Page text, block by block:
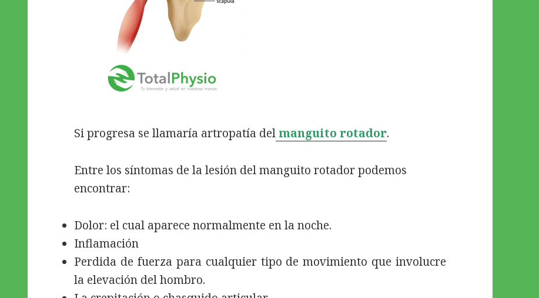
Si progresa se llamaría artropatía del manguito rotador.
Entre los síntomas de la lesión del manguito rotador podemos
encontrar:
Dolor: el cual aparece normalmente en la noche.
Inflamación
Perdida de fuerza para cualquier tipo de movimiento que involucre
la elevación del hombro.